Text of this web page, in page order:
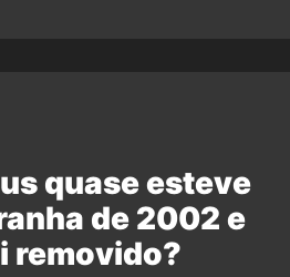
quase esteve
de 2002 e
removido?